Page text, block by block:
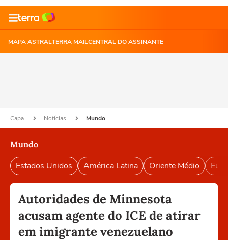
MAPA ASTRALTERRA MAILCENTRAL DO ASSINANTE
Capa Notícias Mundo
Mundo
Estados Unidos América Latina Oriente Médio
Autoridades de Minnesota
acusam agente do ICE de atirar
em imigrante venezuelano